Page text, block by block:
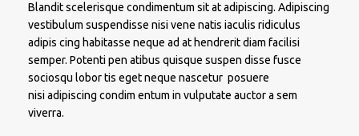
Blandit scelerisque condimentum sit at adipiscing. Adipiscing
vestibulum suspendisse nisi vene natis iaculis ridiculus
adipis cing habitasse neque ad at hendrerit diam facilisi
semper. Potenti pen atibus quisque suspen disse fusce
sociosqu lobor tis eget neque nascetur posuere
nisi adipiscing condim entum in vulputate auctor a sem
viverra.